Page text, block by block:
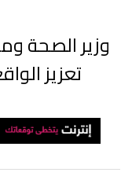
وزير الصحة
تعزيز